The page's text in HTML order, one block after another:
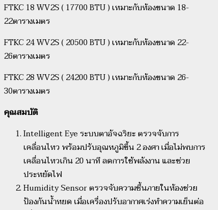
FTKC 18 WV2S ( 17700 BTU ) เหมาะกับห้องขนาด 18-
22ตารางเมตร
FTKC 24 WV2S ( 20500 BTU ) เหมาะกับห้องขนาด 22-
26ตารางเมตร
FTKC 28 WV2S ( 24200 BTU ) เหมาะกับห้องขนาด 26-
30ตารางเมตร
คุณสมบัติ
Intelligent Eye ระบบตาอัจฉริยะ ตรวจจับการ
เคลื่อนไหว พร้อมปรับอุณหภูมิขึ้น 2 องศา เมื่อไม่พบการ
เคลื่อนไหวเกิน 20 นาที ลดการใช้พลังงาน และช่วย
ประหยัดไฟ
Humidity Sensor ตรวจจับความชื้นภายในห้องช่วย
ป้องกันน้ำหยด เมื่อเครื่องปรับอากาศเร่งทำความเย็นต่อ